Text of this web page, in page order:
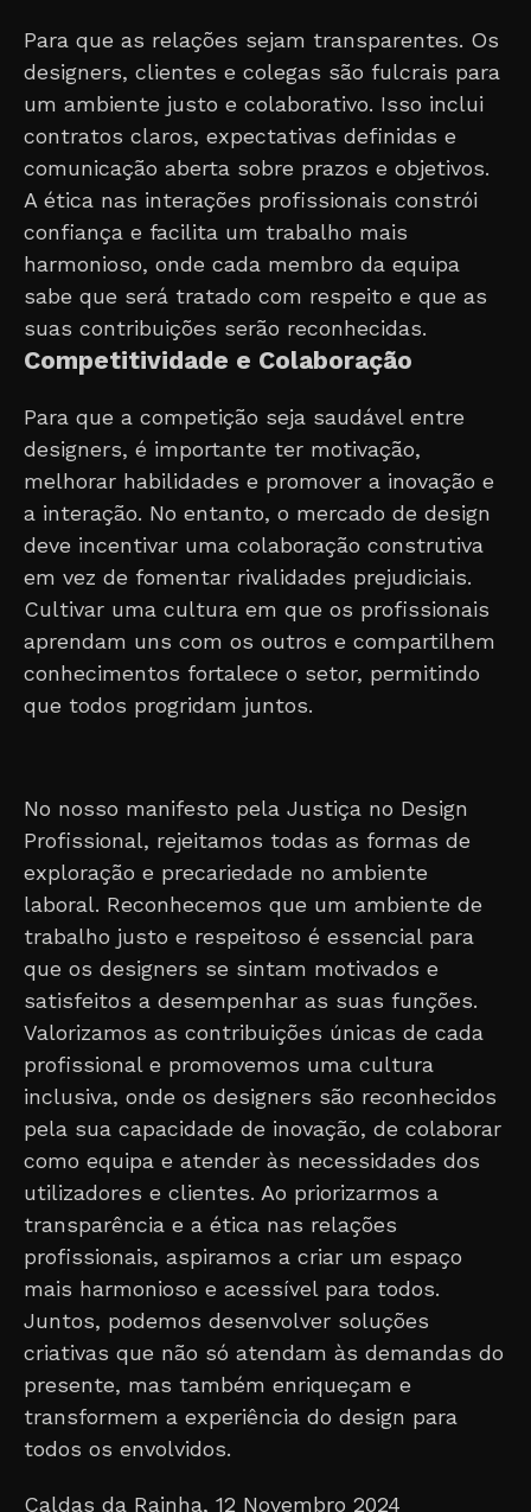
Para que as relações sejam transparentes. Os
designers, clientes e colegas são fulcrais para
um ambiente justo e colaborativo. Isso inclui
contratos claros, expectativas definidas e
comunicação aberta sobre prazos e objetivos.
A ética nas interações profissionais constrói
confiança e facilita um trabalho mais
harmonioso, onde cada membro da equipa
sabe que será tratado com respeito e que as
suas contribuições serão reconhecidas.
Competitividade e Colaboração
Para que a competição seja saudável entre
designers, é importante ter motivação,
melhorar habilidades e promover a inovação e
a interação. No entanto, o mercado de design
deve incentivar uma colaboração construtiva
em vez de fomentar rivalidades prejudiciais.
Cultivar uma cultura em que os profissionais
aprendam uns com os outros e compartilhem
conhecimentos fortalece o setor, permitindo
que todos progridam juntos.
No nosso manifesto pela Justiça no Design
Profissional, rejeitamos todas as formas de
exploração e precariedade no ambiente
laboral. Reconhecemos que um ambiente de
trabalho justo e respeitoso é essencial para
que os designers se sintam motivados e
satisfeitos a desempenhar as suas funções.
Valorizamos as contribuições únicas de cada
profissional e promovemos uma cultura
inclusiva, onde os designers são reconhecidos
pela sua capacidade de inovação, de colaborar
como equipa e atender às necessidades dos
utilizadores e clientes. Ao priorizarmos a
transparência e a ética nas relações
profissionais, aspiramos a criar um espaço
mais harmonioso e acessível para todos.
Juntos, podemos desenvolver soluções
criativas que não só atendam às demandas do
presente, mas também enriqueçam e
transformem a experiência do design para
todos os envolvidos.
Caldas da Rainha, 12 Novembro 2024